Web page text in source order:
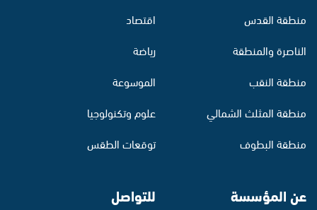
منطقة القدس
الناصرة والمنطقة
منطقة النقب
منطقة المثلث الشمالي
منطقة البطوف
اقتصاد
رياضة
الموسوعة
علوم وتكنولوجيا
توقعات الطقس
عن المؤسسة للتواصل